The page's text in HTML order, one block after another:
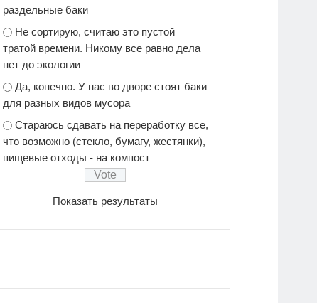
раздельные баки
Не сортирую, считаю это пустой
тратой времени. Никому все равно дела
нет до экологии
Да, конечно. У нас во дворе стоят баки
для разных видов мусора
Стараюсь сдавать на переработку все,
что возможно (стекло, бумагу, жестянки),
пищевые отходы - на компост
Показать результаты